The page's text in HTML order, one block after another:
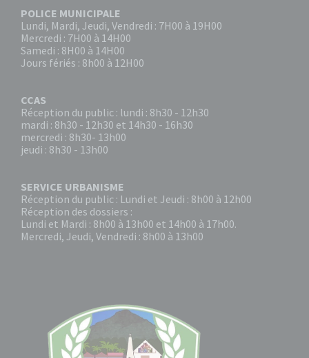
POLICE MUNICIPALE
Lundi, Mardi, Jeudi, Vendredi : 7H00 à 19H00
Mercredi : 7H00 à 14H00
Samedi : 8H00 à 14H00
Jours fériés : 8h00 à 12H00
CCAS
Réception du public : lundi : 8h30 - 12h30
mardi : 8h30 - 12h30 et 14h30 - 16h30
mercredi : 8h30- 13h00
jeudi : 8h30 - 13h00
SERVICE URBANISME
Réception du public : Lundi et Jeudi : 8h00 à 12h00
Réception des dossiers :
Lundi et Mardi : 8h00 à 13h00 et 14h00 à 17h00.
Mercredi, Jeudi, Vendredi : 8h00 à 13h00